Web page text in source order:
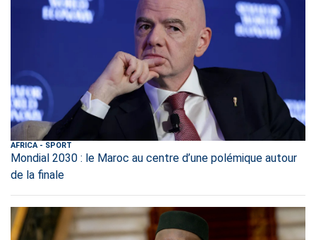
AFRICA- SPORT
Mondial 2030 : le Maroc au centre d’une polémique autour
de la finale